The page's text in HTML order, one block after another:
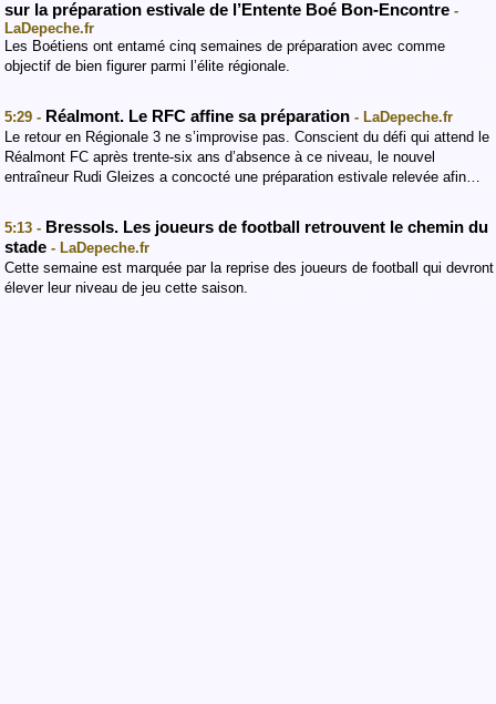
sur la préparation estivale de l’Entente Boé Bon-Encontre -
LaDepeche.fr
Les Boétiens ont entamé cinq semaines de préparation avec comme
objectif de bien figurer parmi l’élite régionale.
5:29 - Réalmont. Le RFC affine sa préparation - LaDepeche.fr
Le retour en Régionale 3 ne s’improvise pas. Conscient du défi qui attend le
Réalmont FC après trente-six ans d’absence à ce niveau, le nouvel
entraîneur Rudi Gleizes a concocté une préparation estivale relevée afin…
5:13 - Bressols. Les joueurs de football retrouvent le chemin du
stade - LaDepeche.fr
Cette semaine est marquée par la reprise des joueurs de football qui devront
élever leur niveau de jeu cette saison.